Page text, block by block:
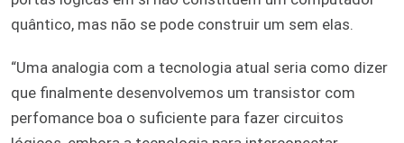
quântico, mas não se pode construir um sem elas.
“Uma analogia com a tecnologia atual seria como dizer
que finalmente desenvolvemos um transistor com
perfomance boa o suficiente para fazer circuitos